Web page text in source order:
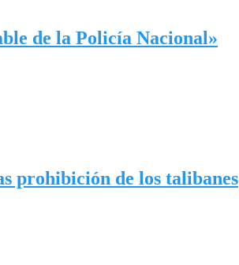
de la Policía Nacional»
prohibición de los talibanes